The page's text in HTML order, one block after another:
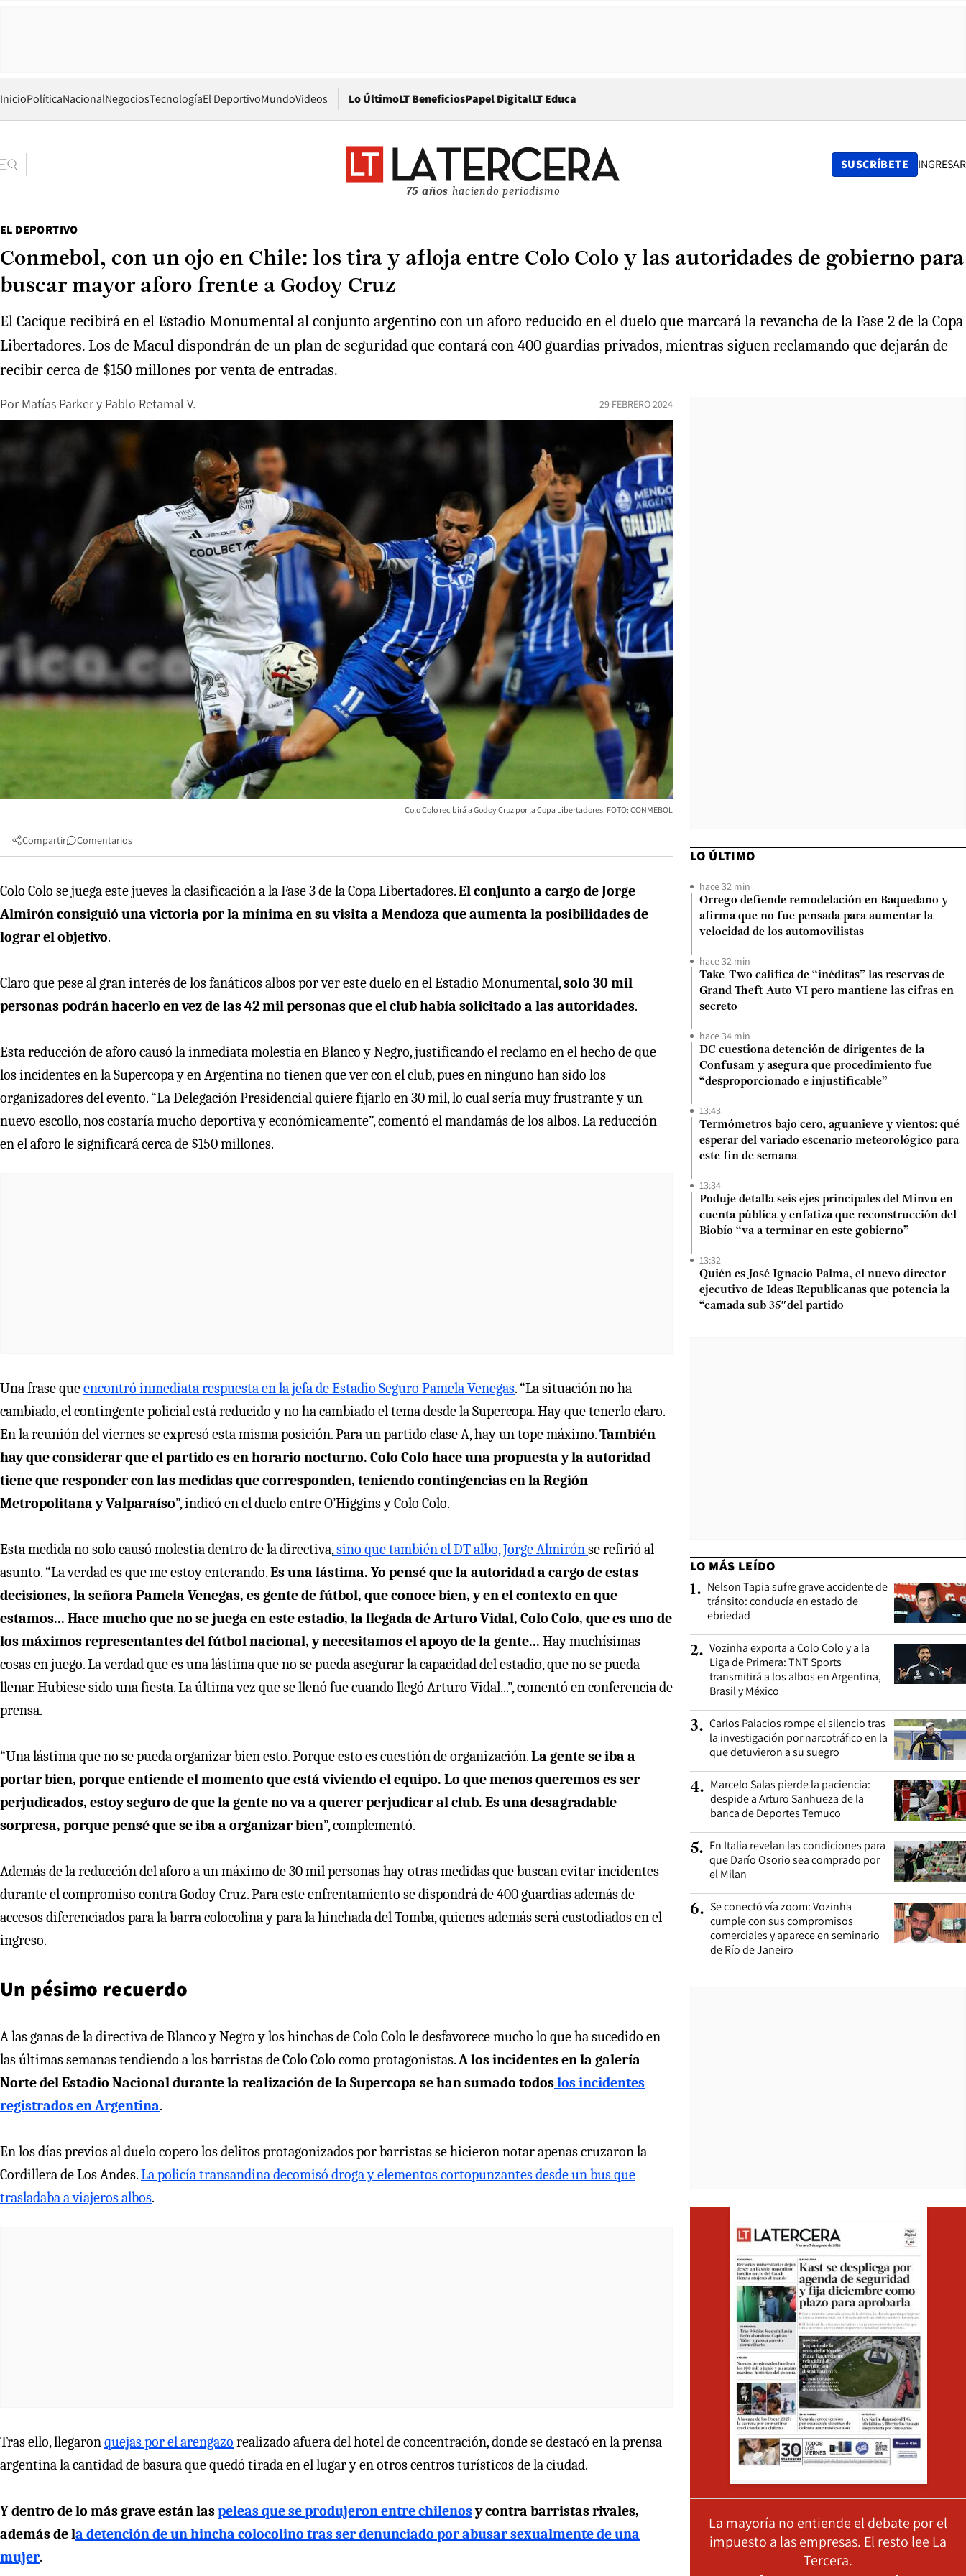
InicioPolíticaNacionalNegociosTecnologíaEl DeportivoMundoVideos Lo ÚltimoLT BeneficiosPapel DigitalOpens in new window
LT Educa
75 años haciendo periodismo
SUSCRÍBETE INGRESAR
EL DEPORTIVO
Conmebol, con un ojo en Chile: los tira y afloja entre Colo Colo y las autoridades de gobierno para
buscar mayor aforo frente a Godoy Cruz
El Cacique recibirá en el Estadio Monumental al conjunto argentino con un aforo reducido en el duelo que marcará la revancha de la Fase 2 de la Copa
Libertadores. Los de Macul dispondrán de un plan de seguridad que contará con 400 guardias privados, mientras siguen reclamando que dejarán de
recibir cerca de $150 millones por venta de entradas.
Por Matías Parkery Pablo Retamal V. 29 FEBRERO 2024
Colo Colo recibirá a Godoy Cruz por la Copa Libertadores. FOTO: CONMEBOL
Compartir Comentarios
Colo Colo se juega este jueves la clasificación a la Fase 3 de la Copa Libertadores.El conjunto a cargo de Jorge
Almirón consiguió una victoria por la mínima en su visita a Mendoza que aumenta la posibilidades de
lograr el objetivo.
Claro que pese al gran interés de los fanáticos albos por ver este duelo en el Estadio Monumental,solo 30 mil
personas podrán hacerlo en vez de las 42 mil personas que el club había solicitado a las autoridades.
Esta reducción de aforo causó la inmediata molestia en Blanco y Negro, justificando el reclamo en el hecho de que
los incidentes en la Supercopa y en Argentina no tienen que ver con el club, pues en ninguno han sido los
organizadores del evento. “La Delegación Presidencial quiere fijarlo en 30 mil, lo cual sería muy frustrante y un
nuevo escollo, nos costaría mucho deportiva y económicamente”, comentó el mandamás de los albos. La reducción
en el aforo le significará cerca de $150 millones.
Una frase queencontró inmediata respuesta en la jefa de Estadio Seguro Pamela Venegas. “La situación no ha
cambiado, el contingente policial está reducido y no ha cambiado el tema desde la Supercopa. Hay que tenerlo claro.
En la reunión del viernes se expresó esta misma posición. Para un partido clase A, hay un tope máximo.También
hay que considerar que el partido es en horario nocturno. Colo Colo hace una propuesta y la autoridad
tiene que responder con las medidas que corresponden, teniendo contingencias en la Región
Metropolitana y Valparaíso”, indicó en el duelo entre O’Higgins y Colo Colo.
Esta medida no solo causó molestia dentro de la directiva,sino que también el DT albo, Jorge Almirónse refirió al
asunto. “La verdad es que me estoy enterando.Es una lástima. Yo pensé que la autoridad a cargo de estas
decisiones, la señora Pamela Venegas, es gente de fútbol, que conoce bien, y en el contexto en que
estamos... Hace mucho que no se juega en este estadio, la llegada de Arturo Vidal, Colo Colo, que es uno de
los máximos representantes del fútbol nacional, y necesitamos el apoyo de la gente... Hay muchísimas
cosas en juego. La verdad que es una lástima que no se pueda asegurar la capacidad del estadio, que no se pueda
llenar. Hubiese sido una fiesta. La última vez que se llenó fue cuando llegó Arturo Vidal...”, comentó en conferencia de
prensa.
“Una lástima que no se pueda organizar bien esto. Porque esto es cuestión de organización.La gente se iba a
portar bien, porque entiende el momento que está viviendo el equipo. Lo que menos queremos es ser
perjudicados, estoy seguro de que la gente no va a querer perjudicar al club. Es una desagradable
sorpresa, porque pensé que se iba a organizar bien”, complementó.
Además de la reducción del aforo a un máximo de 30 mil personas hay otras medidas que buscan evitar incidentes
durante el compromiso contra Godoy Cruz. Para este enfrentamiento se dispondrá de 400 guardias además de
accesos diferenciados para la barra colocolina y para la hinchada del Tomba, quienes además será custodiados en el
ingreso.
Un pésimo recuerdo
A las ganas de la directiva de Blanco y Negro y los hinchas de Colo Colo le desfavorece mucho lo que ha sucedido en
las últimas semanas tendiendo a los barristas de Colo Colo como protagonistas.A los incidentes en la galería
Norte del Estadio Nacional durante la realización de la Supercopa se han sumado todoslos incidentes
registrados en Argentina.
En los días previos al duelo copero los delitos protagonizados por barristas se hicieron notar apenas cruzaron la
Cordillera de Los Andes.La policía transandina decomisó droga y elementos cortopunzantes desde un bus que
trasladaba a viajeros albos.
Tras ello, llegaronquejas por el arengazo realizado afuera del hotel de concentración, donde se destacó en la prensa
argentina la cantidad de basura que quedó tirada en el lugar y en otros centros turísticos de la ciudad.
Y dentro de lo más grave están laspeleas que se produjeron entre chilenosy contra barristas rivales,
además de la detención de un hincha colocolino tras ser denunciado por abusar sexualmente de una
mujer.
LO ÚLTIMO
hace 32 min
Orrego defiende remodelación en Baquedano y
afirma que no fue pensada para aumentar la
velocidad de los automovilistas
hace 32 min
Take-Two califica de “inéditas” las reservas de
Grand Theft Auto VI pero mantiene las cifras en
secreto
hace 34 min
DC cuestiona detención de dirigentes de la
Confusam y asegura que procedimiento fue
“desproporcionado e injustificable”
13:43
Termómetros bajo cero, aguanieve y vientos: qué
esperar del variado escenario meteorológico para
este fin de semana
13:34
Poduje detalla seis ejes principales del Minvu en
cuenta pública y enfatiza que reconstrucción del
Biobío “va a terminar en este gobierno”
13:32
Quién es José Ignacio Palma, el nuevo director
ejecutivo de Ideas Republicanas que potencia la
“camada sub 35″del partido
LO MÁS LEÍDO
1. Nelson Tapia sufre grave accidente de
tránsito: conducía en estado de
ebriedad
2. Vozinha exporta a Colo Colo y a la
Liga de Primera: TNT Sports
transmitirá a los albos en Argentina,
Brasil y México
3. Carlos Palacios rompe el silencio tras
la investigación por narcotráfico en la
que detuvieron a su suegro
4. Marcelo Salas pierde la paciencia:
despide a Arturo Sanhueza de la
banca de Deportes Temuco
5. En Italia revelan las condiciones para
que Darío Osorio sea comprado por
el Milan
6. Se conectó vía zoom: Vozinha
cumple con sus compromisos
comerciales y aparece en seminario
de Río de Janeiro
La mayoría no entiende el debate por el
impuesto a las empresas. El resto lee La
Tercera.